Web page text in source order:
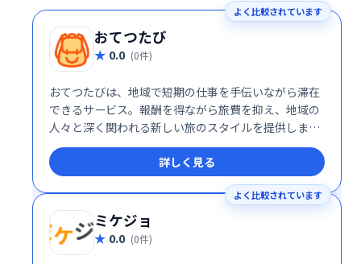
よく比較されています
おてつたび
0.0 (0件)
おてつたびは、地域で短期の仕事を手伝いながら滞在
できるサービス。報酬を得ながら旅費を抑え、地域の
人々と深く関われる新しい旅のスタイルを提供しま
す。
詳しく見る
よく比較されています
ミケジョ
0.0 (0件)